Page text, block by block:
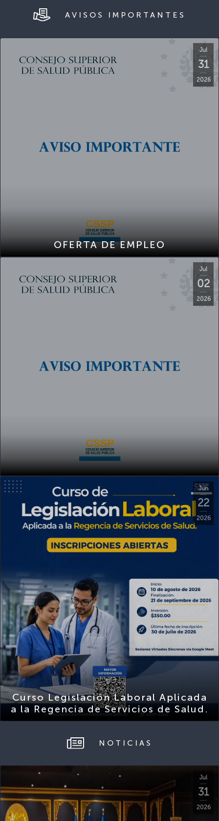
31
2026
OFERTA DE EMPLEO
02
2026
22
2026
Curso Legislación Laboral Aplicada
a la Regencia de Servicios de Salud.
31
2026